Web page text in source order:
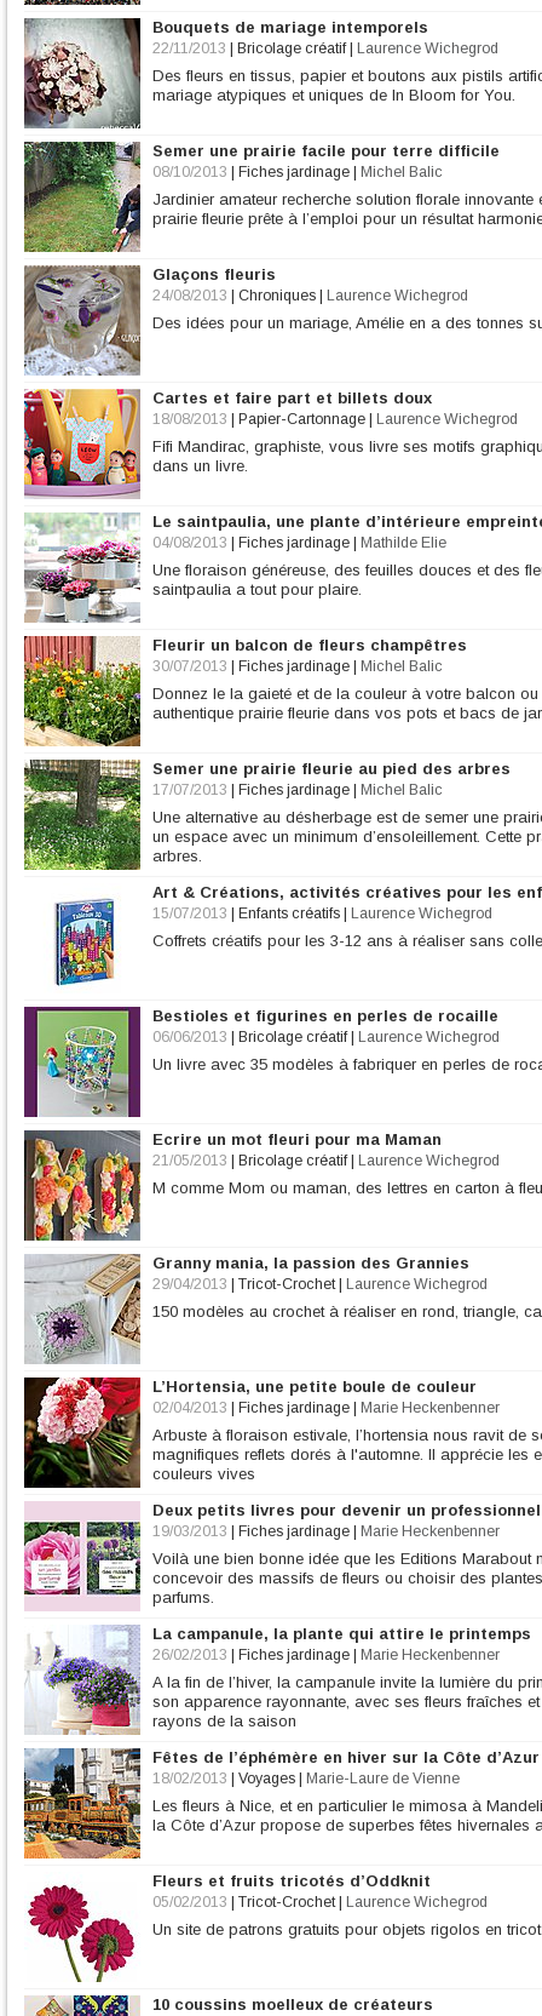
Bouquets de mariage intemporels
22/11/2013 Bricolage créatif| Laurence Wichegrod
Des fleurs en tissus, papier et boutons aux pistils
mariage atypiques et uniques de In Bloom for You.
Semer une prairie facile pour terre difficile
08/10/2013 Fiches jardinage Michel Balic
Jardinier amateur recherche solution florale innovante
prairie fleurie prête à l’emploi pour un résultat
Glaçons fleuris
24/08/2013 Chroniques Laurence Wichegrod
Des idées pour un mariage, Amélie en a des tonnes
Cartes et faire part et billets doux
18/08/2013 Papier-Cartonnage Laurence Wichegrod
Fifi Mandirac, graphiste, vous livre ses motifs
dans un livre.
Le saintpaulia, une plante d’intérieure
04/08/2013 Fiches jardinage Mathilde Elie
Une floraison généreuse, des feuilles douces et des
saintpaulia a tout pour plaire.
Fleurir un balcon de fleurs champêtres
30/07/2013 Fiches jardinage Michel Balic
Donnez le la gaieté et de la couleur à votre balcon ou
authentique prairie fleurie dans vos pots et bacs de
Semer une prairie fleurie au pied des arbres
17/07/2013 Fiches jardinage Michel Balic
Une alternative au désherbage est de semer une
un espace avec un minimum d’ensoleillement. Cette
arbres.
Art & Créations, activités créatives pour les
15/07/2013 Enfants créatifs Laurence Wichegrod
Coffrets créatifs pour les 3-12 ans à réaliser sans
Bestioles et figurines en perles de rocaille
06/06/2013 Bricolage créatif| Laurence Wichegrod
Un livre avec 35 modèles à fabriquer en perles de
Ecrire un mot fleuri pour ma Maman
21/05/2013 Bricolage créatif| Laurence Wichegrod
M comme Mom ou maman, des lettres en carton à
Granny mania, la passion des Grannies
29/04/2013 Tricot-Crochet| Laurence Wichegrod
150 modèles au crochet à réaliser en rond, triangle,
L’Hortensia, une petite boule de couleur
02/04/2013 Fiches jardinage Marie Heckenbenner
Arbuste à floraison estivale, l’hortensia nous ravit de
magnifiques reflets dorés à l'automne. Il apprécie les
couleurs vives
Deux petits livres pour devenir un
19/03/2013 Fiches jardinage Marie Heckenbenner
Voilà une bien bonne idée que les Editions Marabout
concevoir des massifs de fleurs ou choisir des
parfums.
La campanule, la plante qui attire le printemps
26/02/2013 Fiches jardinage Marie Heckenbenner
A la fin de l’hiver, la campanule invite la lumière du
son apparence rayonnante, avec ses fleurs fraîches
rayons de la saison
Fêtes de l’éphémère en hiver sur la Côte d’Azur
18/02/2013 Voyages Marie-Laure de Vienne
Les fleurs à Nice, et en particulier le mimosa à
la Côte d’Azur propose de superbes fêtes hivernales
Fleurs et fruits tricotés d’Oddknit
05/02/2013 Tricot-Crochet| Laurence Wichegrod
Un site de patrons gratuits pour objets rigolos en tricot
10 coussins moelleux de créateurs